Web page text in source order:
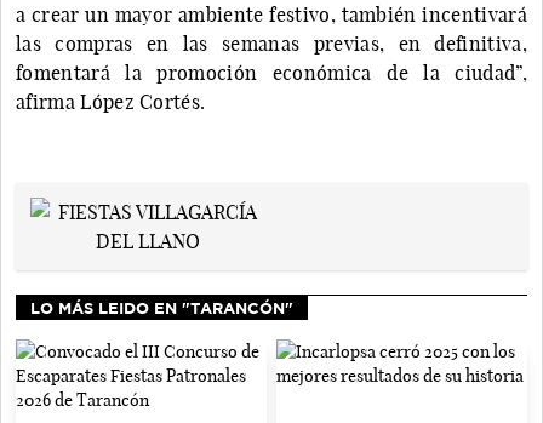
a crear un mayor ambiente festivo, también incentivará
las compras en las semanas previas, en definitiva,
fomentará la promoción económica de la ciudad”,
afirma López Cortés.
LO MÁS LEIDO EN "TARANCÓN"